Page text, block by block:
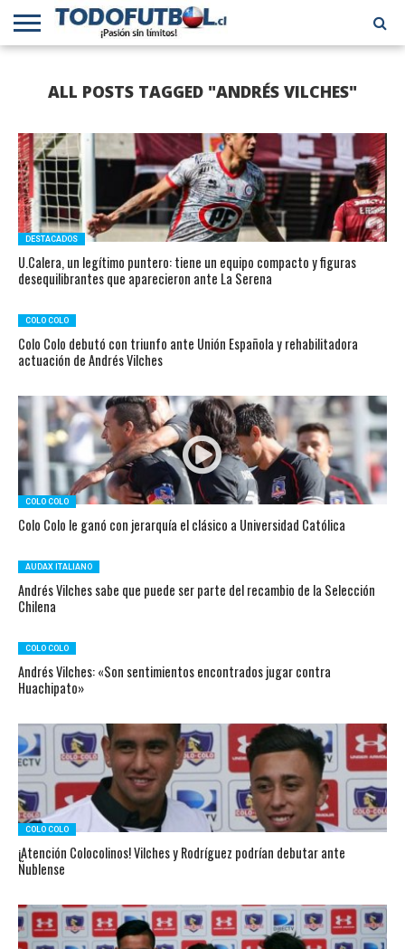
CHILENA
EN EL
MUNDO
INTERNACIONAL
ALL POSTS TAGGED "ANDRÉS VILCHES"
DESTACADOS
U.Calera, un legítimo puntero: tiene un equipo compacto y figuras
desequilibrantes que aparecieron ante La Serena
COLO COLO
Colo Colo debutó con triunfo ante Unión Española y rehabilitadora
actuación de Andrés Vilches
COLO COLO
Colo Colo le ganó con jerarquía el clásico a Universidad Católica
AUDAX ITALIANO
Andrés Vilches sabe que puede ser parte del recambio de la Selección
Chilena
COLO COLO
Andrés Vilches: «Son sentimientos encontrados jugar contra
Huachipato»
COLO COLO
¡Atención Colocolinos! Vilches y Rodríguez podrían debutar ante
Ñublense